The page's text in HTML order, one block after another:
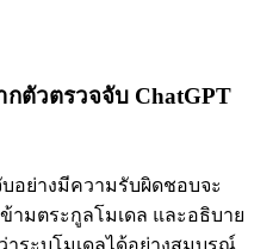
กตัวตรวจจับ ChatGPT
อย่างมีความรับผิดชอบจะ
มตระกูลโมเดล และอธิบาย
ระบุโมเดลได้อย่างสมบูรณ์